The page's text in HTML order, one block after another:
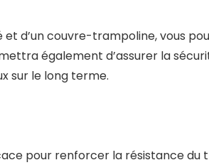
d’un couvre-trampoline, vous
également d’assurer la
sur le long terme.
pour renforcer la résistance du